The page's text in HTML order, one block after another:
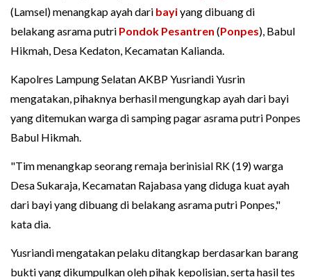
(Lamsel) menangkap ayah dari bayiyang dibuang di
belakang asrama putri Pondok Pesantren (Ponpes), Babul
Hikmah, Desa Kedaton, Kecamatan Kalianda.
Kapolres Lampung Selatan AKBP Yusriandi Yusrin
mengatakan, pihaknya berhasil mengungkap ayah dari bayi
yang ditemukan warga di samping pagar asrama putri Ponpes
Babul Hikmah.
"Tim menangkap seorang remaja berinisial RK (19) warga
Desa Sukaraja, Kecamatan Rajabasa yang diduga kuat ayah
dari bayi yang dibuang di belakang asrama putri Ponpes,"
kata dia.
Yusriandi mengatakan pelaku ditangkap berdasarkan barang
bukti yang dikumpulkan oleh pihak kepolisian, serta hasil tes